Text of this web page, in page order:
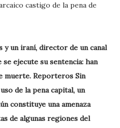
y un iraní, director de un canal
se ejecute su sentencia: han
muerte. Reporteros Sin
de la pena capital, un
constituye una amenaza
de algunas regiones del